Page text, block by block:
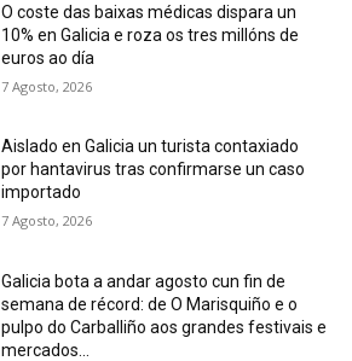
O coste das baixas médicas dispara un
10% en Galicia e roza os tres millóns de
euros ao día
7 Agosto, 2026
Aislado en Galicia un turista contaxiado
por hantavirus tras confirmarse un caso
importado
7 Agosto, 2026
Galicia bota a andar agosto cun fin de
semana de récord: de O Marisquiño e o
pulpo do Carballiño aos grandes festivais e
mercados...